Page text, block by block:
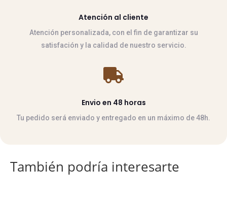
Atención al cliente
Atención personalizada, con el fin de garantizar su
satisfación y la calidad de nuestro servicio.

Envio en 48 horas
Tu pedido será enviado y entregado en un máximo de 48h.
También podría interesarte